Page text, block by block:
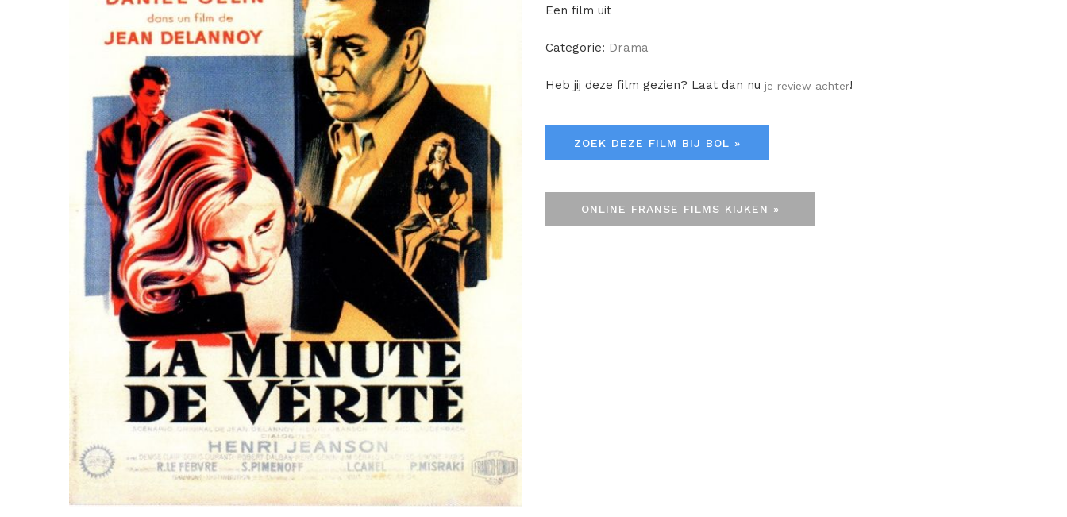
Een film uit
Categorie: Drama
Heb jij deze film gezien? Laat dan nu je review achter!
ZOEK DEZE FILM BIJ BOL »
ONLINE FRANSE FILMS KIJKEN »